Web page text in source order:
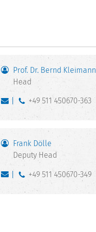
Prof. Dr. Bernd Kleimann
Head
+49 511 450670-363
Frank Dölle
Deputy Head
+49 511 450670-349